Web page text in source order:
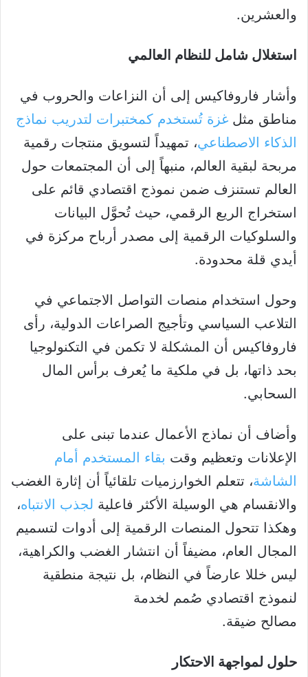
والعشرين.
استغلال شامل للنظام العالمي
وأشار فاروفاكيس إلى أن النزاعات والحروب في
مناطق مثل غزة تُستخدم كمختبرات لتدريب نماذج
الذكاء الاصطناعي، تمهيداً لتسويق منتجات رقمية
مربحة لبقية العالم، منبهاً إلى أن المجتمعات حول
العالم تستنزف ضمن نموذج اقتصادي قائم على
استخراج الريع الرقمي، حيث تُحوَّل البيانات
والسلوكيات الرقمية إلى مصدر أرباح مركزة في
أيدي قلة محدودة.
وحول استخدام منصات التواصل الاجتماعي في
التلاعب السياسي وتأجيج الصراعات الدولية، رأى
فاروفاكيس أن المشكلة لا تكمن في التكنولوجيا
بحد ذاتها، بل في ملكية ما يُعرف برأس المال
السحابي.
وأضاف أن نماذج الأعمال عندما تبنى على
الإعلانات وتعظيم وقت بقاء المستخدم أمام
الشاشة، تتعلم الخوارزميات تلقائياً أن إثارة الغضب
والانقسام هي الوسيلة الأكثر فاعلية لجذب الانتباه،
وهكذا تتحول المنصات الرقمية إلى أدوات لتسميم
المجال العام، مضيفاً أن انتشار الغضب والكراهية،
ليس خللا عارضاً في النظام، بل نتيجة منطقية
لنموذج اقتصادي صُمم لخدمة
مصالح ضيقة.
حلول لمواجهة الاحتكار